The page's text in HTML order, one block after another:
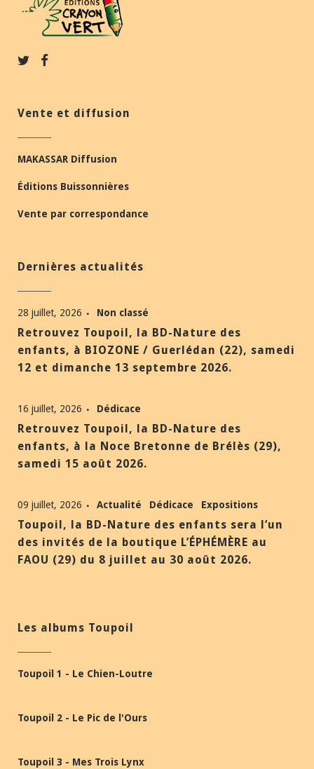
Vente et diffusion
MAKASSAR Diffusion
Éditions Buissonnières
Vente par correspondance
Dernières actualités
28 juillet, 2026 Non classé
Retrouvez Toupoil, la BD-Nature des
enfants, à BIOZONE / Guerlédan (22), samedi
12 et dimanche 13 septembre 2026.
16 juillet, 2026 Dédicace
Retrouvez Toupoil, la BD-Nature des
enfants, à la Noce Bretonne de Brélès (29),
samedi 15 août 2026.
09 juillet, 2026 Actualité Dédicace Expositions
Toupoil, la BD-Nature des enfants sera l’un
des invités de la boutique L’ÉPHÉMÈRE au
FAOU (29) du 8 juillet au 30 août 2026.
Les albums Toupoil
Toupoil 1 - Le Chien-Loutre
Toupoil 2 - Le Pic de l'Ours
Toupoil 3 - Mes Trois Lynx